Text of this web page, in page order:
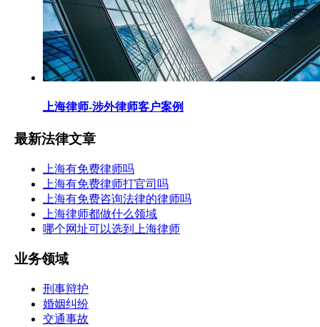
上海律师-涉外律师客户案例
最新法律文章
上海有免费律师吗
上海有免费律师打官司吗
上海有免费咨询法律的律师吗
上海律师都做什么领域
哪个网址可以选到上海律师
业务领域
刑事辩护
婚姻纠纷
交通事故